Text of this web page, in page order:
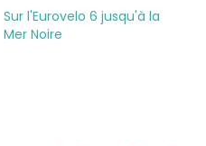
Sur l'Eurovelo 6 jusqu'à la
Mer Noire